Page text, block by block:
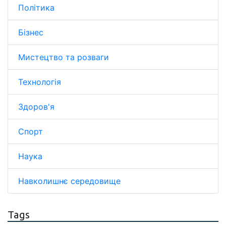
Політика
Бізнес
Мистецтво та розваги
Технологія
Здоров'я
Спорт
Наука
Навколишнє середовище
Tags